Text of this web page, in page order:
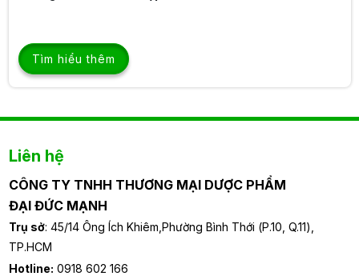
Tìm hiểu thêm
Liên hệ
CÔNG TY TNHH THƯƠNG MẠI DƯỢC PHẨM
ĐẠI ĐỨC MẠNH
Trụ sở: 45/14 Ông Ích Khiêm,Phường Bình Thới (P.10, Q.11),
TP.HCM
Hotline: 0918 602 166